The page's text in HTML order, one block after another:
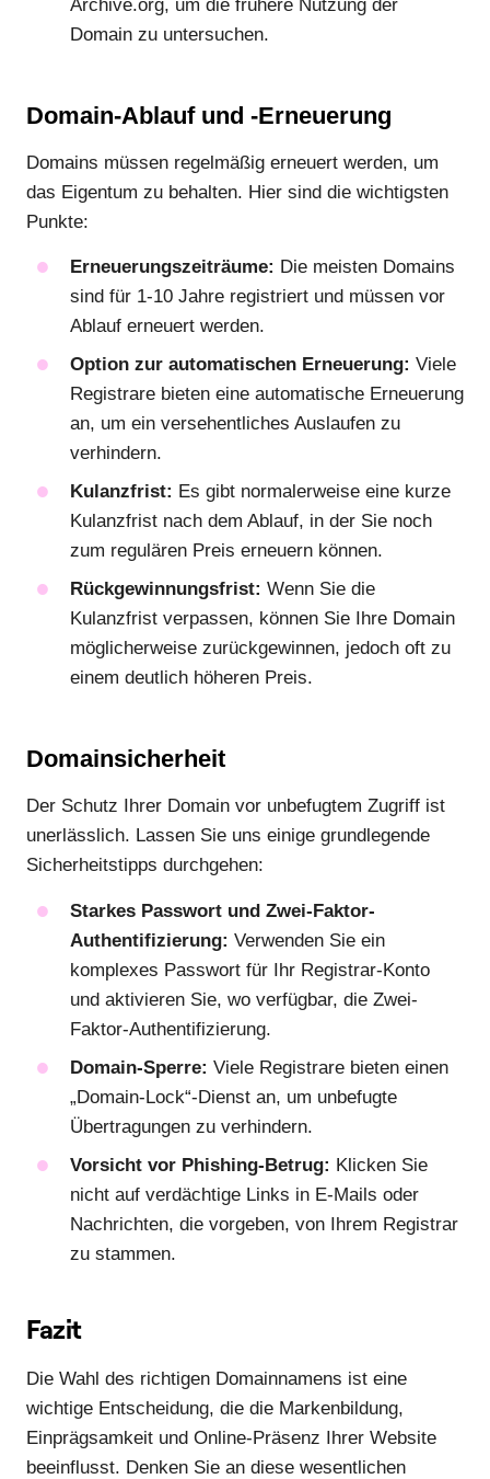
Archive.org, um die frühere Nutzung der
Domain zu untersuchen.
Domain-Ablauf und -Erneuerung
Domains müssen regelmäßig erneuert werden, um
das Eigentum zu behalten. Hier sind die wichtigsten
Punkte:
Erneuerungszeiträume: Die meisten Domains
sind für 1-10 Jahre registriert und müssen vor
Ablauf erneuert werden.
Option zur automatischen Erneuerung: Viele
Registrare bieten eine automatische Erneuerung
an, um ein versehentliches Auslaufen zu
verhindern.
Kulanzfrist: Es gibt normalerweise eine kurze
Kulanzfrist nach dem Ablauf, in der Sie noch
zum regulären Preis erneuern können.
Rückgewinnungsfrist: Wenn Sie die
Kulanzfrist verpassen, können Sie Ihre Domain
möglicherweise zurückgewinnen, jedoch oft zu
einem deutlich höheren Preis.
Domainsicherheit
Der Schutz Ihrer Domain vor unbefugtem Zugriff ist
unerlässlich. Lassen Sie uns einige grundlegende
Sicherheitstipps durchgehen:
Starkes Passwort und Zwei-Faktor-
Authentifizierung: Verwenden Sie ein
komplexes Passwort für Ihr Registrar-Konto
und aktivieren Sie, wo verfügbar, die Zwei-
Faktor-Authentifizierung.
Domain-Sperre: Viele Registrare bieten einen
„Domain-Lock“-Dienst an, um unbefugte
Übertragungen zu verhindern.
Vorsicht vor Phishing-Betrug: Klicken Sie
nicht auf verdächtige Links in E-Mails oder
Nachrichten, die vorgeben, von Ihrem Registrar
zu stammen.
Fazit
Die Wahl des richtigen Domainnamens ist eine
wichtige Entscheidung, die die Markenbildung,
Einprägsamkeit und Online-Präsenz Ihrer Website
beeinflusst. Denken Sie an diese wesentlichen